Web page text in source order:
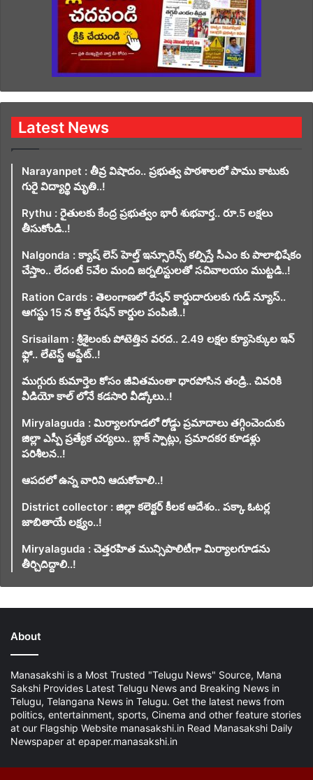
Latest News
Narayanpet : తీవ్ర విషాదం.. ప్రభుత్వ పాఠశాలలో పాము కాటుకు
గురై విద్యార్థి మృతి..!
Rythu : రైతులకు కేంద్ర ప్రభుత్వం భారీ శుభవార్త.. రూ.5 లక్షలు
తీసుకోండి..!
Nalgonda : క్యాష్ లెస్ హెల్త్ ఇన్సూరెన్స్ కల్పిస్తే సీఎం కు పాలాభిషేకం
చేస్తాం.. లేదంటే 5వేల మంది జర్నలిస్టులతో సచివాలయం ముట్టడి..!
Ration Cards : తెలంగాణలో రేషన్ కార్డుదారులకు గుడ్ న్యూస్..
ఆగస్టు 15 న కొత్త రేషన్ కార్డుల పంపిణి..!
Srisailam : శ్రీశైలంకు పోటెత్తిన వరద.. 2.49 లక్షల క్యూసెక్కుల ఇన్
ఫ్లో.. లేటెస్ట్ అప్డేట్..!
ముగ్గురు కుమార్తెల కోసం జీవితమంతా ధారపోసిన తండ్రి.. చివరికి
వీడియో కాల్ లోనే కడసారి వీడ్కోలు..!
Miryalaguda : మిర్యాలగూడలో రోడ్డు ప్రమాదాలు తగ్గించెందుకు
జిల్లా ఎస్పీ ప్రత్యేక చర్యలు.. బ్లాక్ స్పాట్లు, ప్రమాదకర కూడళ్లు
పరిశీలన..!
ఆపదలో ఉన్న వారిని ఆదుకోవాలి..!
District collector : జిల్లా కలెక్టర్ కీలక ఆదేశం.. పక్కా ఓటర్ల
జాబితాయే లక్ష్యం..!
Miryalaguda : చెత్తరహిత మున్సిపాలిటీగా మిర్యాలగూడను
తీర్చిదిద్దాలి..!
About
Manasakshi is a Most Trusted "Telugu News" Source, Mana
Sakshi Provides Latest Telugu News and Breaking News in
Telugu, Telangana News in Telugu. Get the latest news from
politics, entertainment, sports, Cinema and other feature stories
at our Flagship Website manasakshi.in Read Manasakshi Daily
Newspaper at epaper.manasakshi.in